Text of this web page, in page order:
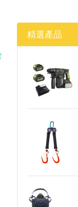
精選產品